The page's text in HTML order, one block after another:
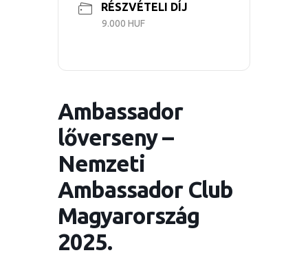
RÉSZVÉTELI DÍJ
9.000 HUF
Ambassador
lőverseny –
Nemzeti
Ambassador Club
Magyarország
2025.